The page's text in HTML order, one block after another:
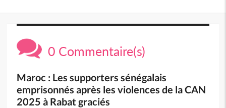
0 Commentaire(s)
Maroc : Les supporters sénégalais
emprisonnés après les violences de la CAN
2025 à Rabat graciés